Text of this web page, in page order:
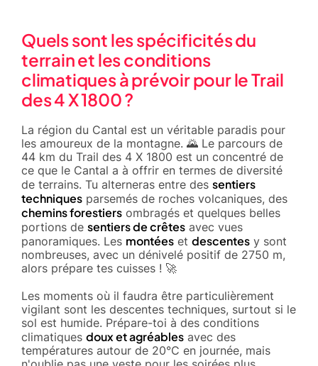
Quels sont les spécificités du
terrain et les conditions
climatiques à prévoir pour le Trail
des 4 X 1800 ?
La région du Cantal est un véritable paradis pour
les amoureux de la montagne. 🌄 Le parcours de
44 km du Trail des 4 X 1800 est un concentré de
ce que le Cantal a à offrir en termes de diversité
de terrains. Tu alterneras entre des sentiers
techniques parsemés de roches volcaniques, des
chemins forestiers ombragés et quelques belles
portions de sentiers de crêtes avec vues
panoramiques. Les montées et descentes y sont
nombreuses, avec un dénivelé positif de 2750 m,
alors prépare tes cuisses ! 🚀
Les moments où il faudra être particulièrement
vigilant sont les descentes techniques, surtout si le
sol est humide. Prépare-toi à des conditions
climatiques doux et agréables avec des
températures autour de 20°C en journée, mais